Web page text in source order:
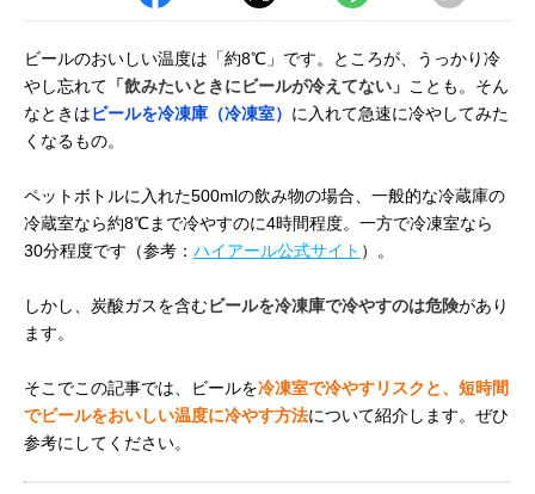
ビールのおいしい温度は「約8℃」です。ところが、うっかり冷
やし忘れて 「飲みたいときにビールが冷えてない」 ことも。そん
なときはビールを冷凍庫（冷凍室） に入れて急速に冷やしてみた
くなるもの。
ペットボトルに入れた500mlの飲み物の場合、一般的な冷蔵庫の
冷蔵室なら約8℃まで冷やすのに4時間程度。一方で冷凍室なら
30分程度です（参考： ハイアール公式サイト ）。
しかし、炭酸ガスを含むビールを冷凍庫で冷やすのは危険があり
ます。
そこでこの記事では、ビールを冷凍室で冷やすリスクと、短時間
でビールをおいしい温度に冷やす方法について紹介します。ぜひ
参考にしてください。